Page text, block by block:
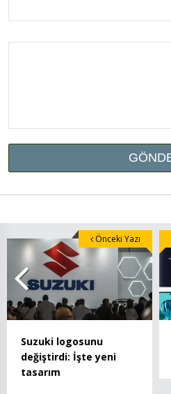
Suzuki logosunu
değiştirdi: İşte yeni
tasarım
Önceki Yazı